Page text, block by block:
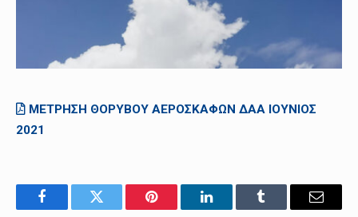
ΜΕΤΡΗΣΗ ΘΟΡΥΒΟΥ ΑΕΡΟΣΚΑΦΩΝ ΔΑΑ ΙΟΥΝΙΟΣ
2021
FacebookTwitter Pinterest LinkedInTumblr Email